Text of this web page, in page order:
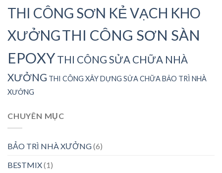
THI CÔNG SƠN KẺ VẠCH KHO
XƯỞNGTHI CÔNG SƠN SÀN
EPOXYTHI CÔNG SỬA CHỮA NHÀ
XƯỞNG THI CÔNG XÂY DỰNG SỬA CHỮA BẢO TRÌ NHÀ
XƯỞNG
CHUYÊN MỤC
BẢO TRÌ NHÀ XƯỞNG(6)
BESTMIX(1)